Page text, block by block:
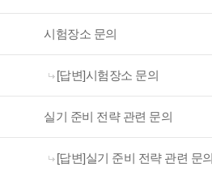
시험장소 문의
[답변]시험장소 문의
실기 준비 전략 관련 문의
[답변]실기 준비 전략 관련 문의